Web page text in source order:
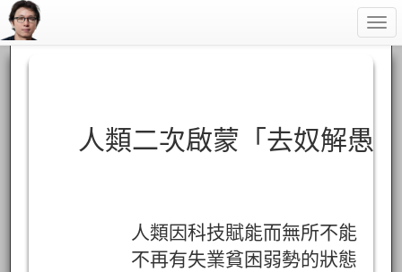
人類二次啟蒙「去奴解愚
人類因科技賦能而無所不能
不再有失業貧困弱勢的狀態